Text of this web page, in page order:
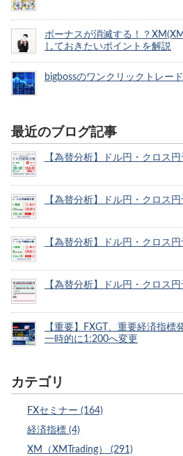
ボーナスが消滅する！？
しておきたいポイントを解説
bigbossのワンクリックトレー
最近のブログ記事
【為替分析】ドル円・クロス円
【為替分析】ドル円・クロス円
【為替分析】ドル円・クロス円
【為替分析】ドル円・クロス円
【重要】FXGT、重要経済指
一時的に1:200へ変更
カテゴリ
FXセミナー (164)
経済指標 (4)
XM（XMTrading） (291)